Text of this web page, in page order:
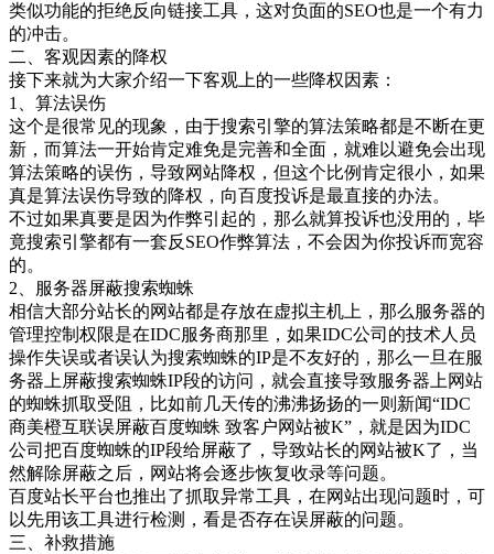
类似功能的拒绝反向链接工具，这对负面的SEO也是一个有力
的冲击。
二、客观因素的降权
接下来就为大家介绍一下客观上的一些降权因素：
1、算法误伤
这个是很常见的现象，由于搜索引擎的算法策略都是不断在更
新，而算法一开始肯定难免是完善和全面，就难以避免会出现
算法策略的误伤，导致网站降权，但这个比例肯定很小，如果
真是算法误伤导致的降权，向百度投诉是最直接的办法。
不过如果真要是因为作弊引起的，那么就算投诉也没用的，毕
竟搜索引擎都有一套反SEO作弊算法，不会因为你投诉而宽容
的。
2、服务器屏蔽搜索蜘蛛
相信大部分站长的网站都是存放在虚拟主机上，那么服务器的
管理控制权限是在IDC服务商那里，如果IDC公司的技术人员
操作失误或者误认为搜索蜘蛛的IP是不友好的，那么一旦在服
务器上屏蔽搜索蜘蛛IP段的访问，就会直接导致服务器上网站
的蜘蛛抓取受阻，比如前几天传的沸沸扬扬的一则新闻“IDC
商美橙互联误屏蔽百度蜘蛛 致客户网站被K”，就是因为IDC
公司把百度蜘蛛的IP段给屏蔽了，导致站长的网站被K了，当
然解除屏蔽之后，网站将会逐步恢复收录等问题。
百度站长平台也推出了抓取异常工具，在网站出现问题时，可
以先用该工具进行检测，看是否存在误屏蔽的问题。
三、补救措施